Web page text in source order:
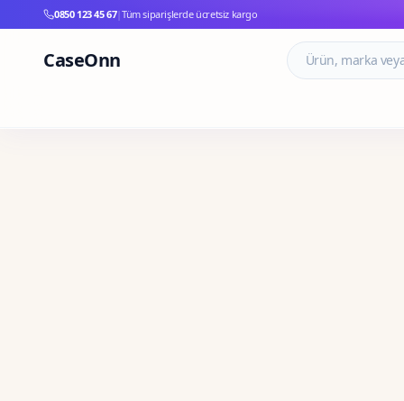
0850 123 45 67|Tüm siparişlerde ücretsiz kargo
CaseOnn